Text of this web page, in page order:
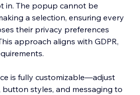
in. The popup cannot be
a selection, ensuring every
their privacy preferences
approach aligns with GDPR,
is fully customizable—adjust
styles, and messaging to